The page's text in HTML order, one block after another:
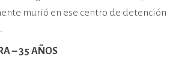
murió en ese centro de detención
– 35 AÑOS